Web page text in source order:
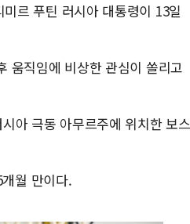
르 푸틴 러시아 대통령이 13일
움직임에 비상한 관심이 쏠리고
아 극동 아무르주에 위치한 보스
월 만이다.